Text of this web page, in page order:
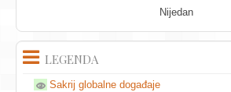
Nijedan
LEGENDA
Sakrij globalne događaje